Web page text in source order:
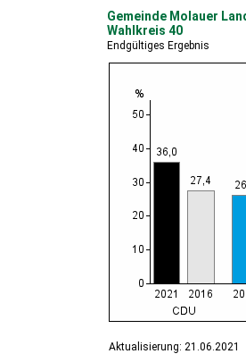
Gemeinde Molauer
Wahlkreis 40
Endgültiges Ergebnis
Aktualisierung: 21.06.2021